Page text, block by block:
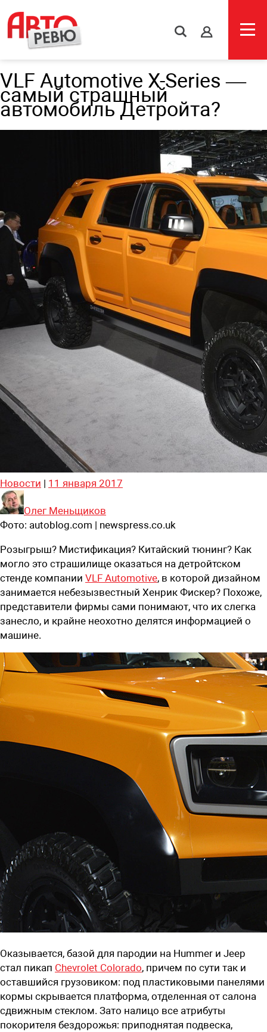
s
VLF Automotive X-Series —
самый страшный
автомобиль Детройта?
Новости | 11 января 2017
Олег Меньщиков
Фото: autoblog.com | newspress.co.uk
Розыгрыш? Мистификация? Китайский тюнинг? Как
могло это страшилище оказаться на детройтском
стенде компании VLF Automotive, в которой дизайном
занимается небезызвестный Хенрик Фискер? Похоже,
представители фирмы сами понимают, что их слегка
занесло, и крайне неохотно делятся информацией о
машине.
Оказывается, базой для пародии на Hummer и Jeep
стал пикап Chevrolet Colorado, причем по сути так и
оставшийся грузовиком: под пластиковыми панелями
кормы скрывается платформа, отделенная от салона
сдвижным стеклом. Зато налицо все атрибуты
покорителя бездорожья: приподнятая подвеска,